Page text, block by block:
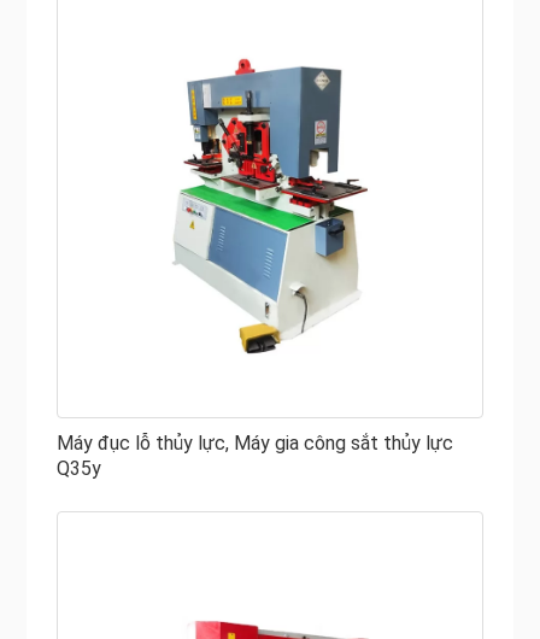
Máy đục lỗ thủy lực, Máy gia công sắt thủy lực
Q35y